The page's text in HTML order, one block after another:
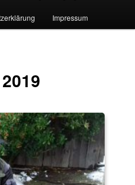
Impressum